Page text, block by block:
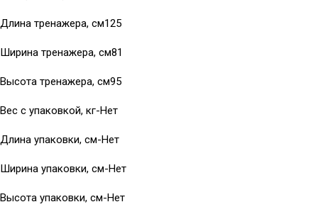
Длина тренажера, см125
Ширина тренажера, см81
Высота тренажера, см95
Вес с упаковкой, кг-Нет
Длина упаковки, см-Нет
Ширина упаковки, см-Нет
Высота упаковки, см-Нет